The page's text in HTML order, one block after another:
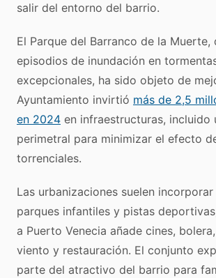
salir del entorno del barrio.
El Parque del Barranco de la Muerte,
episodios de inundación en
excepcionales, ha sido objeto de
Ayuntamiento invirtió más de 2,5
en 2024 en infraestructuras, incluido
perimetral para minimizar el efecto
torrenciales.
Las urbanizaciones suelen incorporar
parques infantiles y pistas
a Puerto Venecia añade cines,
viento y restauración. El conjunto
parte del atractivo del barrio para